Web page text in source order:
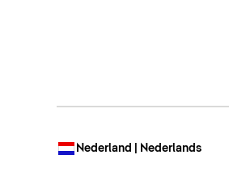
Nederland | Nederlands